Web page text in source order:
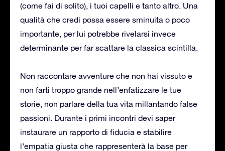
(come fai di solito), i tuoi capelli e tanto altro. Una
qualità che credi possa essere sminuita o poco
importante, per lui potrebbe rivelarsi invece
determinante per far scattare la classica scintilla.
Non raccontare avventure che non hai vissuto e
non farti troppo grande nell’enfatizzare le tue
storie, non parlare della tua vita millantando false
passioni. Durante i primi incontri devi saper
instaurare un rapporto di fiducia e stabilire
l’empatia giusta che rappresenterà la base per